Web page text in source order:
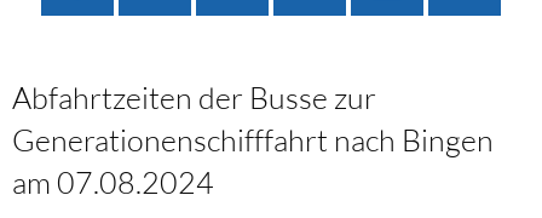
Abfahrtzeiten der Busse zur
Generationenschifffahrt nach Bingen
am 07.08.2024